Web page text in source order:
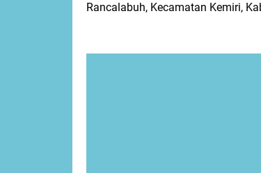
Rancalabuh, Kecamatan Kemiri,